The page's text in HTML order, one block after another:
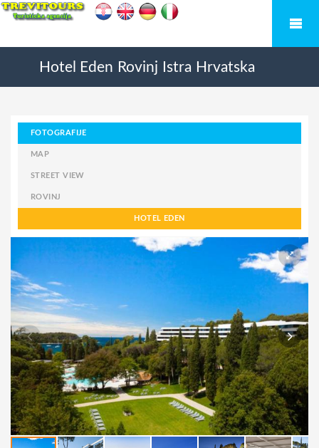
Hotel Eden Rovinj Istra Hrvatska
FOTOGRAFIJE
MAP
STREET VIEW
ROVINJ
HOTEL EDEN